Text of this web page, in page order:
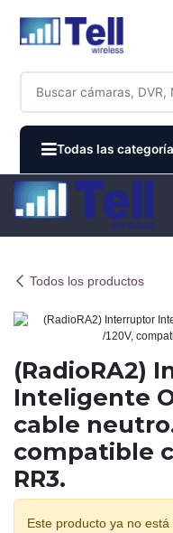
Todas las
Todos los productos
(RadioRA2)
Inteligente
cable
compatible
RR3.
Este producto ya no está